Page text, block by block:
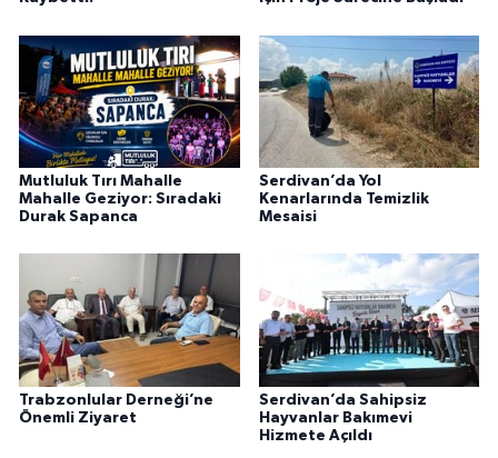
Mutluluk Tırı Mahalle
Mahalle Geziyor: Sıradaki
Durak Sapanca
Serdivan’da Yol
Kenarlarında Temizlik
Mesaisi
Trabzonlular Derneği’ne
Önemli Ziyaret
Serdivan’da Sahipsiz
Hayvanlar Bakımevi
Hizmete Açıldı